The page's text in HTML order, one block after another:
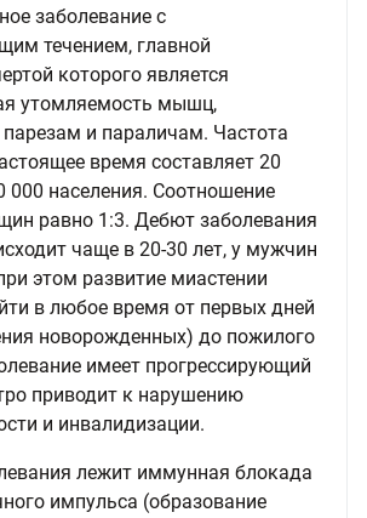
заболевание с
течением, главной
которого является
утомляемость мышц,
и параличам. Частота
время составляет 20
000 населения. Соотношение
равно 1:3. Дебют заболевания
чаще в 20-30 лет, у мужчин
этом развитие миастении
в любое время от первых дней
новорожденных) до пожилого
имеет прогрессирующий
приводит к нарушению
и инвалидизации.
лежит иммунная блокада
импульса (образование